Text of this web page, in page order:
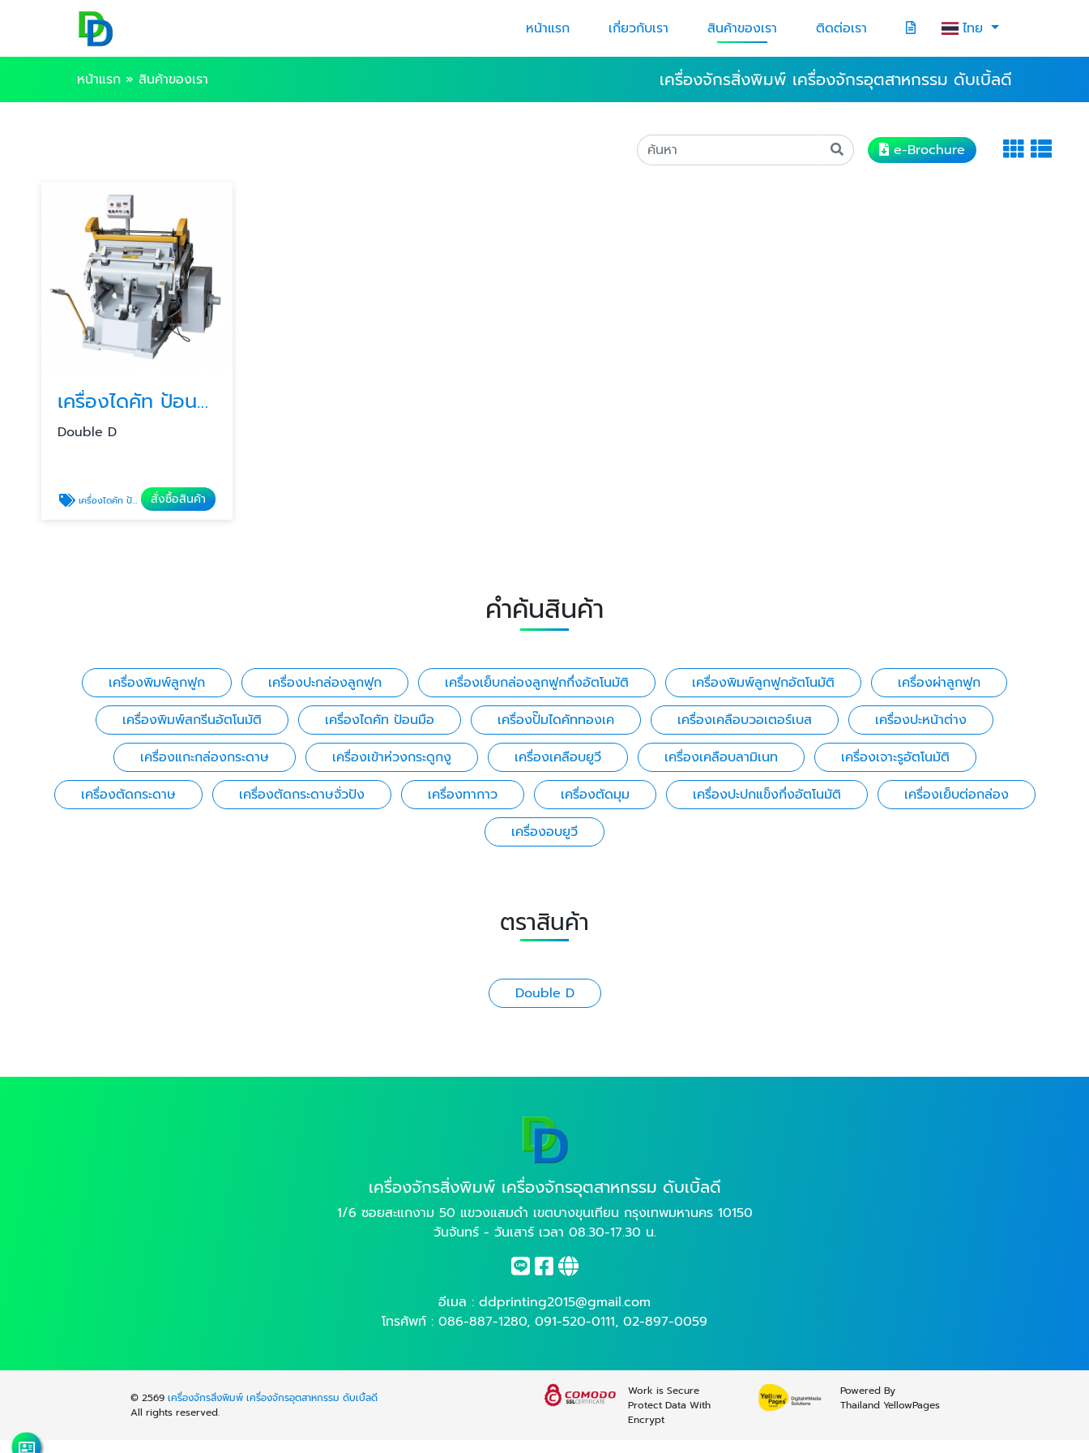
หน้าแรก เกี่ยวกับเรา สินค้าของเรา ติดต่อเรา ไทย
หน้าแรก » สินค้าของเรา เครื่องจักรสิ่งพิมพ์ เครื่องจักรอุตสาหกรรม ดับเบิ้ลดี
e-Brochure
เครื่องไดคัท ป้อนมือ
Double D
เครื่องไดคัท ป้อนมือ สั่งซื้อสินค้า
คำค้นสินค้า
เครื่องพิมพ์ลูกฟูก เครื่องปะกล่องลูกฟูก เครื่องเย็บกล่องลูกฟูกกึ่งอัตโนมัติ เครื่องพิมพ์ลูกฟูกอัตโนมัติ
เครื่องผ่าลูกฟูก
เครื่องพิมพ์สกรีนอัตโนมัติ
เครื่องไดคัท ป้อนมือ เครื่องปั๊มไดคัททองเค เครื่องเคลือบวอเตอร์เบส
เครื่องปะหน้าต่าง
เครื่องแกะกล่องกระดาษ
เครื่องเข้าห่วงกระดูกงู เครื่องเคลือบยูวี เครื่องเคลือบลามิเนท
เครื่องเจาะรูอัตโนมัติ
เครื่องตัดกระดาษ
เครื่องตัดกระดาษจั่วปัง เครื่องทากาว เครื่องตัดมุม เครื่องปะปกแข็งกึ่งอัตโนมัติ
เครื่องเย็บต่อกล่อง
เครื่องอบยูวี
ตราสินค้า
Double D
เครื่องจักรสิ่งพิมพ์ เครื่องจักรอุตสาหกรรม ดับเบิ้ลดี
1/6 ซอยสะแกงาม 50 แขวงแสมดำ เขตบางขุนเทียน กรุงเทพมหานคร 10150
วันจันทร์ - วันเสาร์ เวลา 08.30-17.30 น.
อีเมล : ddprinting2015@gmail.com
โทรศัพท์ : 086-887-1280, 091-520-0111, 02-897-0059
© 2569เครื่องจักรสิ่งพิมพ์ เครื่องจักรอุตสาหกรรม ดับเบิ้ลดี
All rights reserved.
Work is Secure
Protect Data With
Encrypt
Powered By
Thailand YellowPages